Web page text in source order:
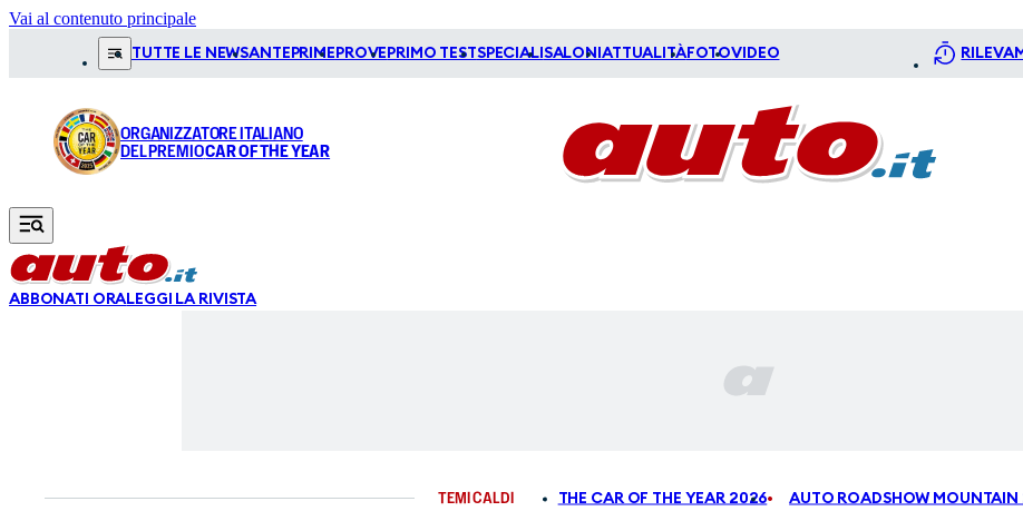
Vai al contenuto principale
TUTTE LE NEWSANTEPRIME PROVE PRIMO TESTSPECIALI SALONI ATTUALITÀFOTOVIDEO
ORGANIZZATORE ITALIANO
DEL PREMIOCAR OF THE YEAR
ABBONATI ORALEGGI LA RIVISTA
TEMI CALDI THE CAR OF THE YEAR 2026 AUTO ROADSHOW